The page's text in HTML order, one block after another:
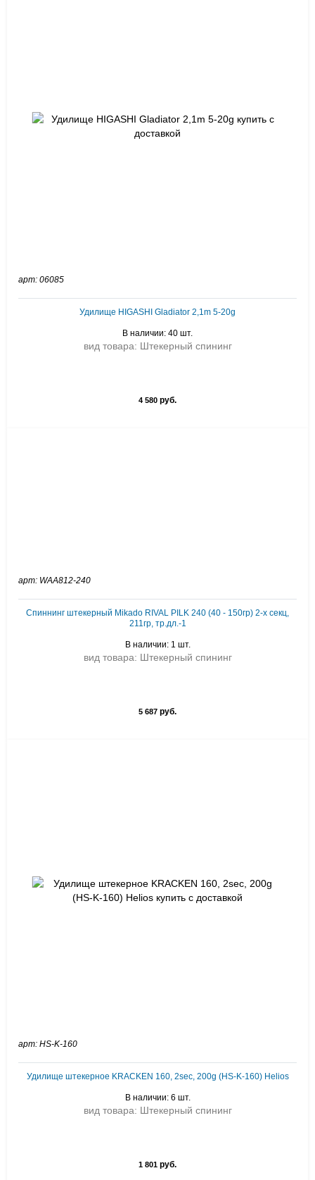
арт: 06085
Удилище HIGASHI Gladiator 2,1m 5-20g
В наличии: 40 шт.
вид товара: Штекерный спининг
4 580 руб.
арт: WAA812-240
Спиннинг штекерный Mikado RIVAL PILK 240 (40 - 150гр) 2-х секц,
211гр, тр.дл.-1
В наличии: 1 шт.
вид товара: Штекерный спининг
5 687 руб.
арт: HS-K-160
Удилище штекерное KRACKEN 160, 2sec, 200g (HS-K-160) Helios
В наличии: 6 шт.
вид товара: Штекерный спининг
1 801 руб.